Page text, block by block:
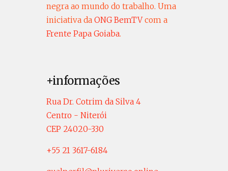
negra ao mundo do trabalho. Uma
iniciativa da ONG BemTVcom a
Frente Papa Goiaba.
+informações
Rua Dr. Cotrim da Silva 4
Centro - Niterói
CEP 24020-330
+55 21 3617-6184